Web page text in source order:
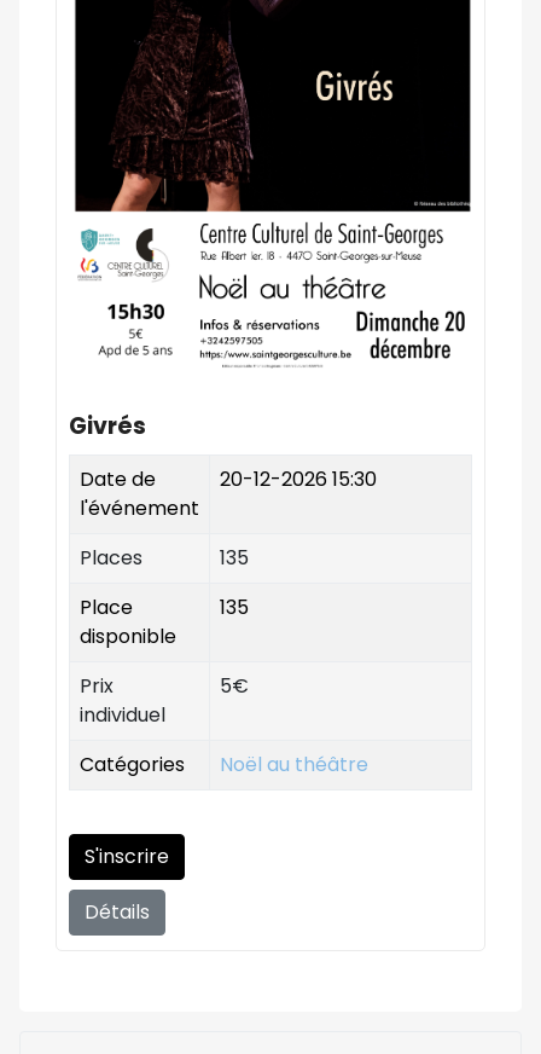
Givrés
Date de
l'événement
20-12-2026 15:30
Places
135
Place
disponible
135
Prix
individuel
5€
Catégories Noël au théâtre
S'inscrire
Détails